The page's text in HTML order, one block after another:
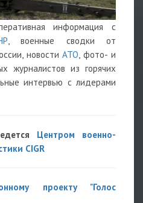
информация с
, военные сводки от
новостиАТО , фото- и
журналистов из горячих
интервью с лидерами
Центром военно-
CIGR
проекту "Голос